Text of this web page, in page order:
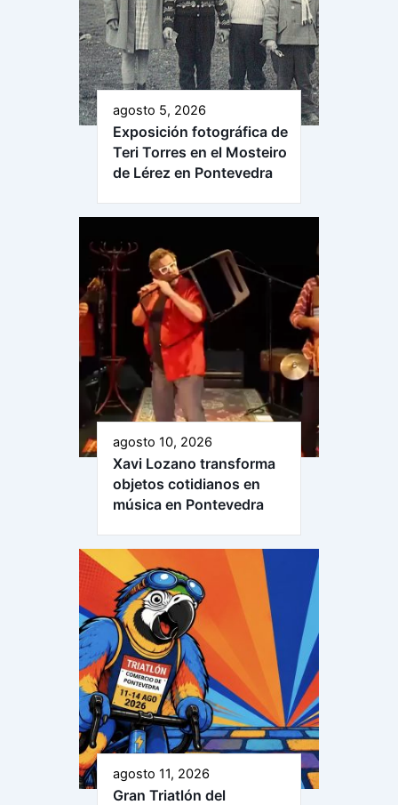
agosto 5, 2026
Exposición fotográfica de
Teri Torres en el Mosteiro
de Lérez en Pontevedra
agosto 10, 2026
Xavi Lozano transforma
objetos cotidianos en
música en Pontevedra
agosto 11, 2026
Gran Triatlón del